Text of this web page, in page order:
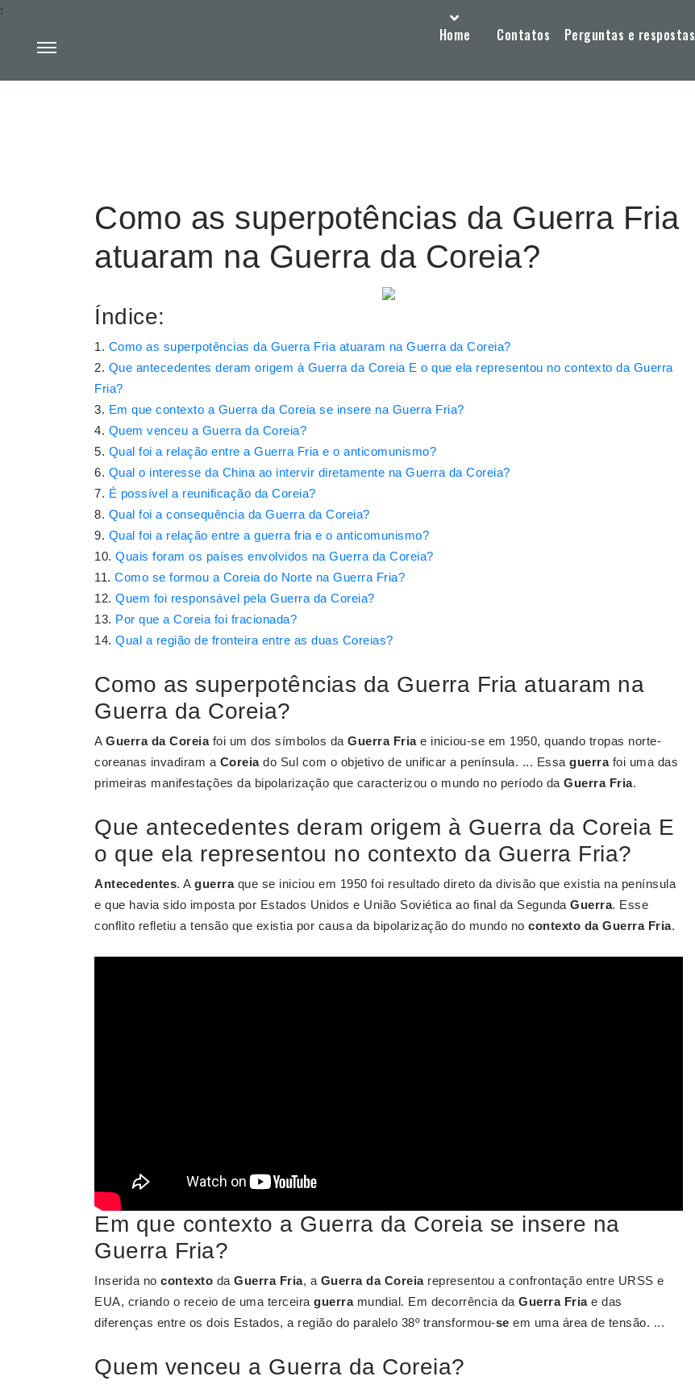
Home Contatos Perguntas e respostas
:
Como as superpotências da Guerra Fria
atuaram na Guerra da Coreia?
Índice:
Como as superpotências da Guerra Fria atuaram na Guerra da Coreia?
Que antecedentes deram origem à Guerra da Coreia E o que ela representou no contexto da Guerra
Fria?
Em que contexto a Guerra da Coreia se insere na Guerra Fria?
Quem venceu a Guerra da Coreia?
Qual foi a relação entre a Guerra Fria e o anticomunismo?
Qual o interesse da China ao intervir diretamente na Guerra da Coreia?
É possível a reunificação da Coreia?
Qual foi a consequência da Guerra da Coreia?
Qual foi a relação entre a guerra fria e o anticomunismo?
Quais foram os países envolvidos na Guerra da Coreia?
Como se formou a Coreia do Norte na Guerra Fria?
Quem foi responsável pela Guerra da Coreia?
Por que a Coreia foi fracionada?
Qual a região de fronteira entre as duas Coreias?
Como as superpotências da Guerra Fria atuaram na
Guerra da Coreia?
A Guerra da Coreiafoi um dos símbolos da Guerra Friae iniciou-se em 1950, quando tropas norte-
coreanas invadiram a Coreiado Sul com o objetivo de unificar a península. ... Essa guerrafoi uma das
primeiras manifestações da bipolarização que caracterizou o mundo no período da Guerra Fria.
Que antecedentes deram origem à Guerra da Coreia E
o que ela representou no contexto da Guerra Fria?
Antecedentes. A guerraque se iniciou em 1950 foi resultado direto da divisão que existia na península
e que havia sido imposta por Estados Unidos e União Soviética ao final da Segunda Guerra. Esse
conflito refletiu a tensão que existia por causa da bipolarização do mundo no contexto da Guerra Fria.
Em que contexto a Guerra da Coreia se insere na
Guerra Fria?
Inserida no contexto da Guerra Fria, a Guerra da Coreiarepresentou a confrontação entre URSS e
EUA, criando o receio de uma terceira guerramundial. Em decorrência da Guerra Friae das
diferenças entre os dois Estados, a região do paralelo 38º transformou-se em uma área de tensão. ...
Quem venceu a Guerra da Coreia?